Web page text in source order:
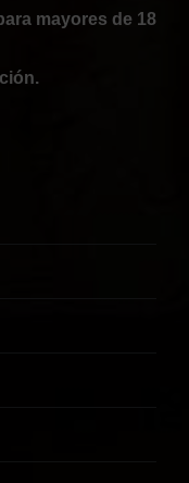
mayores de 18